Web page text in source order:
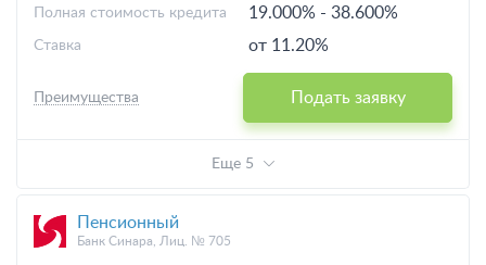
19.000% - 38.600%
Полная стоимость кредита
от 11.20%
Ставка
Подать заявку
Преимущества
Еще 5
Пенсионный
Банк Синара, Лиц. № 705